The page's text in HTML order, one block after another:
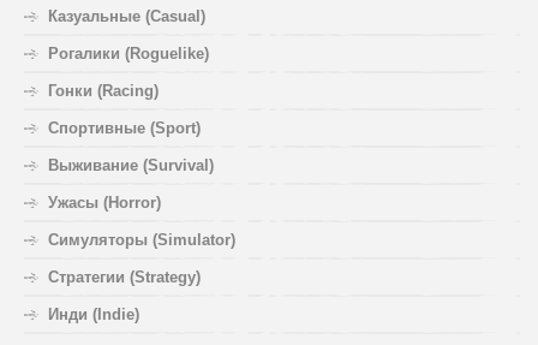
Казуальные (Casual)
Рогалики (Roguelike)
Гонки (Racing)
Спортивные (Sport)
Выживание (Survival)
Ужасы (Horror)
Симуляторы (Simulator)
Стратегии (Strategy)
Инди (Indie)